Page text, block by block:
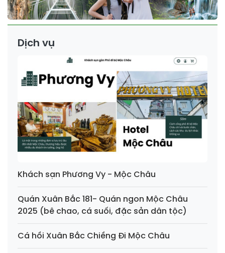
Dịch vụ
Khách sạn Phương Vy - Mộc Châu
Quán Xuân Bắc 181- Quán ngon Mộc Châu
2025 (bê chao, cá suối, đặc sản dân tộc)
Cá hồi Xuân Bắc Chiềng Đi Mộc Châu